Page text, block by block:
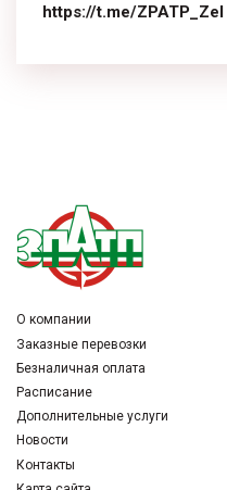
https://t.me/ZPATP_Zel
О компании
Заказные перевозки
Безналичная оплата
Расписание
Дополнительные услуги
Новости
Контакты